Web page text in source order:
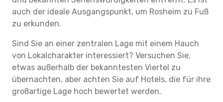
auch der ideale Ausgangspunkt, um Rosheim zu Fuß
zu erkunden.
Sind Sie an einer zentralen Lage mit einem Hauch
von Lokalcharakter interessiert? Versuchen Sie,
etwas außerhalb der bekanntesten Viertel zu
übernachten, aber achten Sie auf Hotels, die für ihre
großartige Lage hoch bewertet werden.